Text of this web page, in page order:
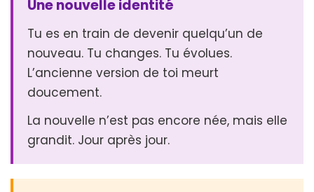
Une nouvelle identité
Tu es en train de devenir quelqu’un de
nouveau. Tu changes. Tu évolues.
L’ancienne version de toi meurt
doucement.
La nouvelle n’est pas encore née, mais elle
grandit. Jour après jour.